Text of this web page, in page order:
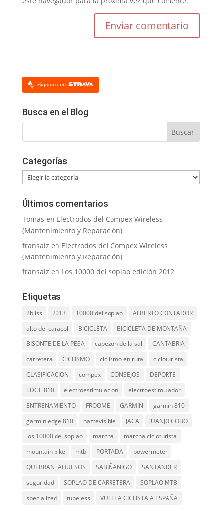
Sígueme en
Busca en el Blog
Categorías
Categorías
Últimos comentarios
Tomas en Electrodos del Compex Wireless
(Mantenimiento y Reparación)
fransaiz en Electrodos del Compex Wireless
(Mantenimiento y Reparación)
fransaiz en Los 10000 del soplao edición 2012
Etiquetas
2bliss 2013 10000 del soplao
ALBERTO CONTADOR
alto del caracol
BICICLETA
BICICLETA DE MONTAÑA
BISONTE DE LA PESA
cabezon de la sal
CANTABRIA
carretera
CICLISMO ciclismo en ruta
cicloturista
CLASIFICACION
compex CONSEJOS
DEPORTE
EDGE 810
electroestimulacion
electroestimulador
ENTRENAMIENTO
FROOME GARMIN
garmin 810
garmin edge 810
haztevisible JACA
JUANJO COBO
los 10000 del soplao
marcha
marcha cicloturista
mountain bike
mtb PORTADA
powermeter
QUEBRANTAHUESOS
SABIÑANIGO
SANTANDER
seguridad
SOPLAO DE CARRETERA
SOPLAO MTB
specialized
tubeless VUELTA CICLISTA A ESPAÑA